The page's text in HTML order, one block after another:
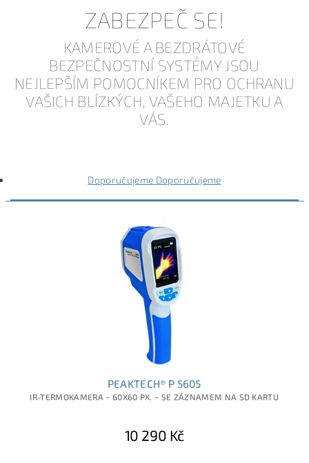
ZABEZPEČ SE!
KAMEROVÉ A BEZDRÁTOVÉ
BEZPEČNOSTNÍ SYSTÉMY JSOU
NEJLEPŠÍM POMOCNÍKEM PRO OCHRANU
VAŠICH BLÍZKÝCH, VAŠEHO MAJETKU A
VÁS.
Doporučujeme Doporučujeme
PEAKTECH® P 5605
IR-TERMOKAMERA ~ 60X60 PX. ~ SE ZÁZNAMEM NA SD KARTU
10 290 Kč